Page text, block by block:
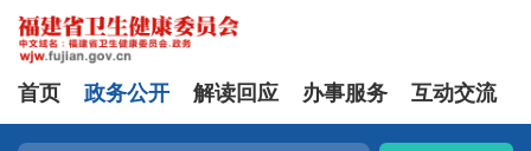
首页 政务公开 解读回应 办事服务 互动交流